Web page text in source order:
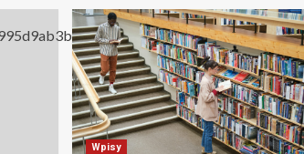
Wpisy